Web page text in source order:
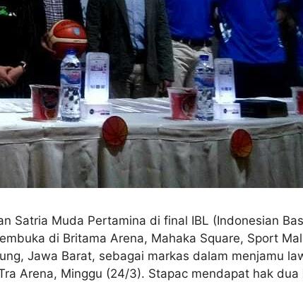
Muda Pertamina di final IBL (Indonesian
di Britama Arena, Mahaka Square, Sport
Jawa Barat, sebagai markas dalam menjamu
Arena, Minggu (24/3). Stapac mendapat hak